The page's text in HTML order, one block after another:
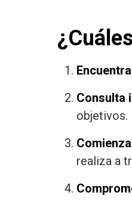
Consulta
objetivos.
realiza a